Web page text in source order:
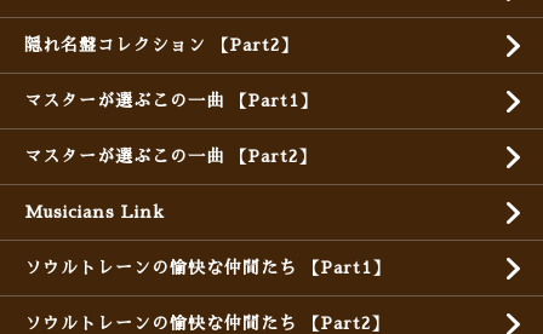
隠れ名盤コレクション 【Part2】
マスターが選ぶこの一曲 【Part1】
マスターが選ぶこの一曲 【Part2】
Musicians Link
ソウルトレーンの愉快な仲間たち 【Part1】
ソウルトレーンの愉快な仲間たち 【Part2】